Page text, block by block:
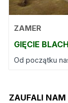
ZAMER
GIĘCIE
Od początku
ZAUFALI NAM